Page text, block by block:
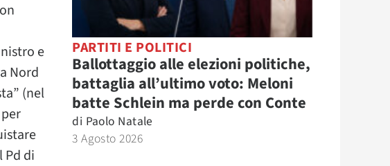
e
Nord
(nel
Pd di
PARTITI E POLITICI
Ballottaggio alle elezioni politiche,
battaglia all’ultimo voto: Meloni
batte Schlein ma perde con Conte
di Paolo Natale
3 Agosto 2026